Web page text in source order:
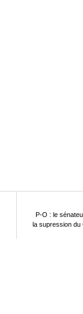
P-O : le
la supression du